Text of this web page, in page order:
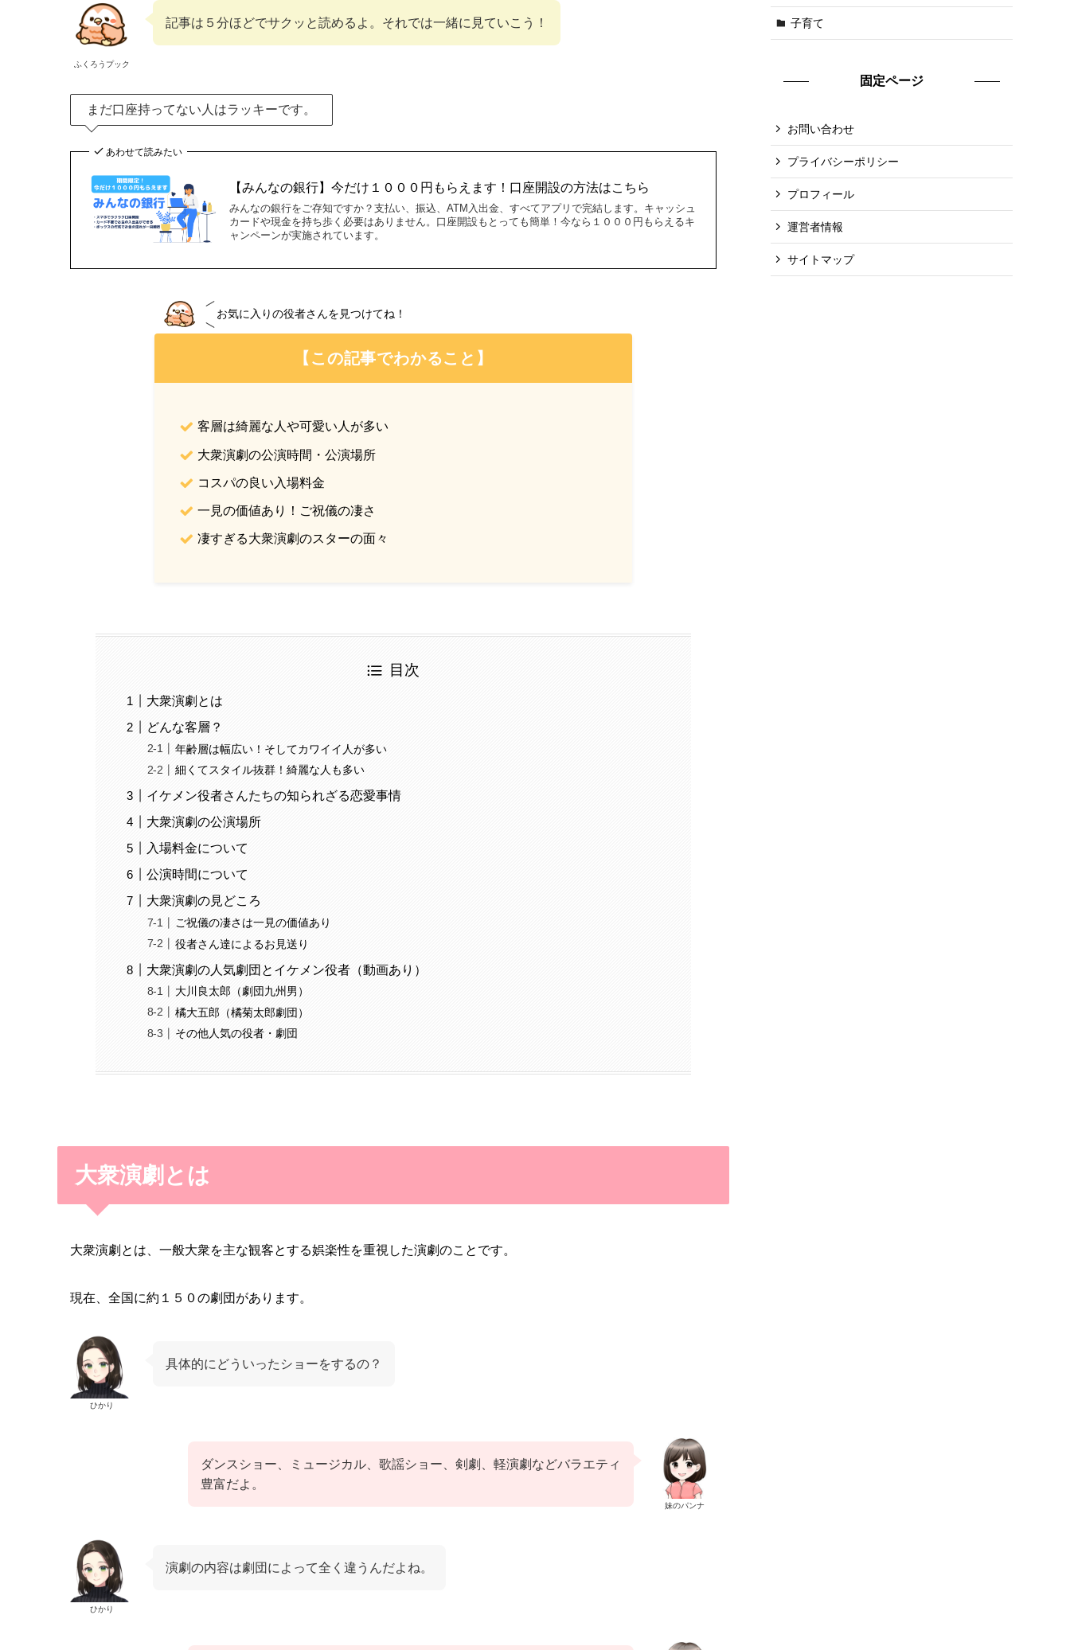
ふくろうプック
記事は５分ほどでサクッと読めるよ。それでは一緒に見ていこう！
まだ口座持ってない人はラッキーです。
あわせて読みたい
【みんなの銀行】今だけ１０００円もらえます！口座開設の方法はこちら
みんなの銀行をご存知ですか？支払い、振込、ATM入出金、すべてアプリで完結します。キャッシュ
カードや現金を持ち歩く必要はありません。口座開設もとっても簡単！今なら１０００円もらえるキ
ャンペーンが実施されています。
お気に入りの役者さんを見つけてね！
【この記事でわかること】
客層は綺麗な人や可愛い人が多い
大衆演劇の公演時間・公演場所
コスパの良い入場料金
一見の価値あり！ご祝儀の凄さ
凄すぎる大衆演劇のスターの面々
目次
大衆演劇とは
どんな客層？
年齢層は幅広い！そしてカワイイ人が多い
細くてスタイル抜群！綺麗な人も多い
イケメン役者さんたちの知られざる恋愛事情
大衆演劇の公演場所
入場料金について
公演時間について
大衆演劇の見どころ
ご祝儀の凄さは一見の価値あり
役者さん達によるお見送り
大衆演劇の人気劇団とイケメン役者（動画あり）
大川良太郎（劇団九州男）
橘大五郎（橘菊太郎劇団）
その他人気の役者・劇団
大衆演劇とは
大衆演劇とは、一般大衆を主な観客とする娯楽性を重視した演劇のことです。
現在、全国に約１５０の劇団があります。
ひかり
具体的にどういったショーをするの？
妹のパンナ
ダンスショー、ミュージカル、歌謡ショー、剣劇、軽演劇などバラエティ
豊富だよ。
ひかり
演劇の内容は劇団によって全く違うんだよね。
子育て
固定ページ
お問い合わせ
プライバシーポリシー
プロフィール
運営者情報
サイトマップ